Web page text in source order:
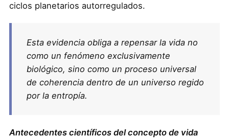
ciclos planetarios autorregulados.
Esta evidencia obliga a repensar la vida no
como un fenómeno exclusivamente
biológico, sino como un proceso universal
de coherencia dentro de un universo regido
por la entropía.
Antecedentes científicos del concepto de vida